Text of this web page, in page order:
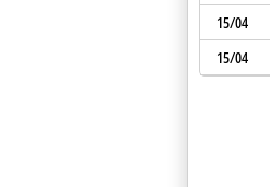
15/04
15/04